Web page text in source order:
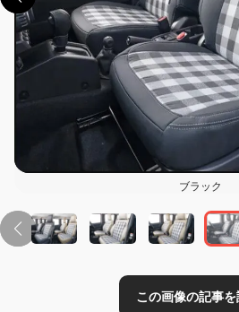
ブラック
この画像の記事を読む